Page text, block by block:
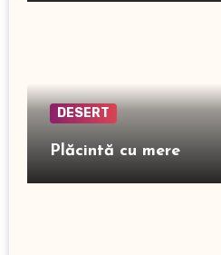
DESERT
Plăcintă cu mere